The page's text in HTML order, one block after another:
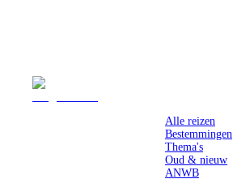
Alle reizen
Bestemmingen
Thema's
Oud & nieuw
ANWB